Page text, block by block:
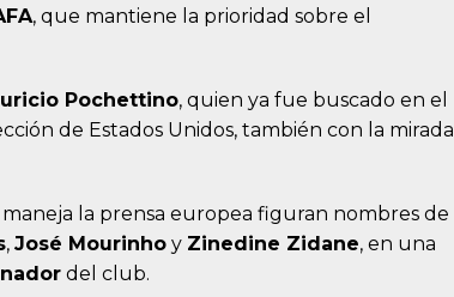
, que mantiene la prioridad sobre el
Pochettino, quien ya fue buscado en el
de Estados Unidos, también con la mirada
la prensa europea figuran nombres de
, José Mourinho y Zinedine Zidane, en una
del club.